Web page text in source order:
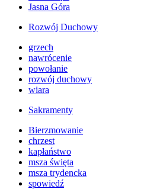
Jasna Góra
Rozwój Duchowy
grzech
nawrócenie
powołanie
rozwój duchowy
wiara
Sakramenty
Bierzmowanie
chrzest
kapłaństwo
msza święta
msza trydencka
spowiedź